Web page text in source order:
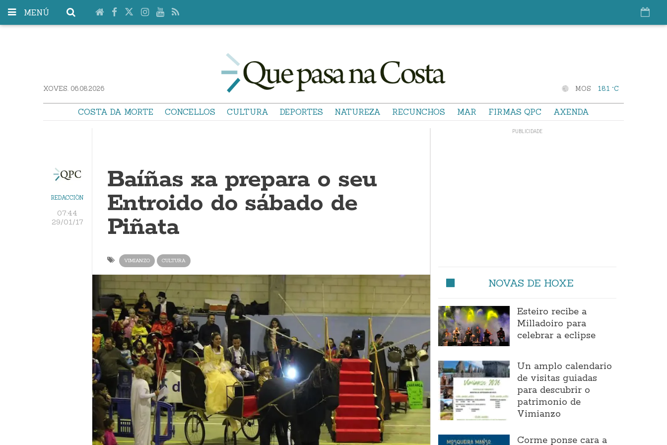
MENÚ
XOVES. 06.08.2026 MOS 18.1 °C
COSTA DA MORTE CONCELLOS CULTURA DEPORTES NATUREZA RECUNCHOS MAR FIRMAS QPC AXENDA
REDACCIÓN
07:44
29/01/17
Baíñas xa prepara o seu
Entroido do sábado de
Piñata
VIMIANZO CULTURA
NOVAS DE HOXE
Esteiro recibe a
Milladoiro para
celebrar a eclipse
Un amplo calendario
de visitas guiadas
para descubrir o
patrimonio de
Vimianzo
Corme ponse cara a